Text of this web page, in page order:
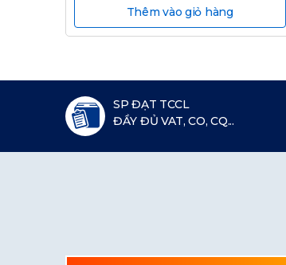
Thêm vào giỏ hàng
SP ĐẠT TCCL
ĐẦY ĐỦ VAT, CO, CQ...